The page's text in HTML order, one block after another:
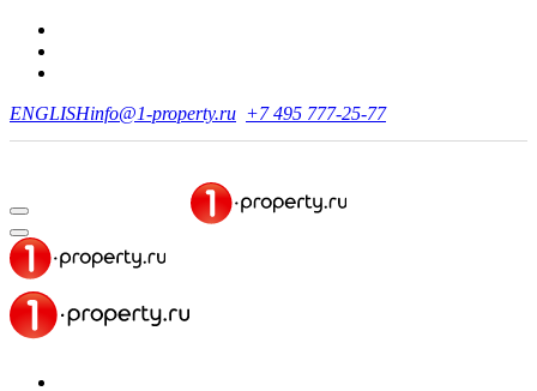
ENGLISHinfo@1-property.ru +7 495 777-25-77